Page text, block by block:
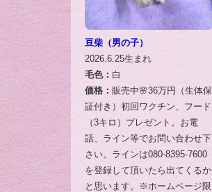
豆柴（男の子）
2026.6.25生まれ
毛色： 白
価格： 販売中🌸36万円（生体保
証付き）初回ワクチン、フード
（3キロ）プレゼント。お電
話、ライン等でお問い合わせ下
さい。ラインは080-8395-7600
を登録して頂いたら出てくるか
と思います。※ホームページ限